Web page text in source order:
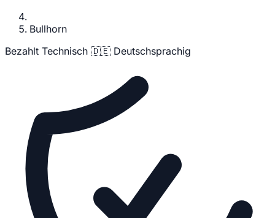
Bullhorn
Bezahlt Technisch 🇩🇪 Deutschsprachig